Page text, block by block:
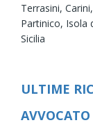
Terrasini, Carini,
Partinico, Isola
Sicilia
ULTIME
AVVOCATO